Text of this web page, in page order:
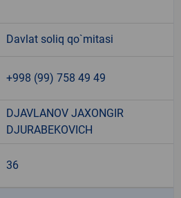
Davlat soliq qo`mitasi
+998 (99) 758 49 49
DJAVLANOV JAXONGIR
DJURABEKOVICH
36